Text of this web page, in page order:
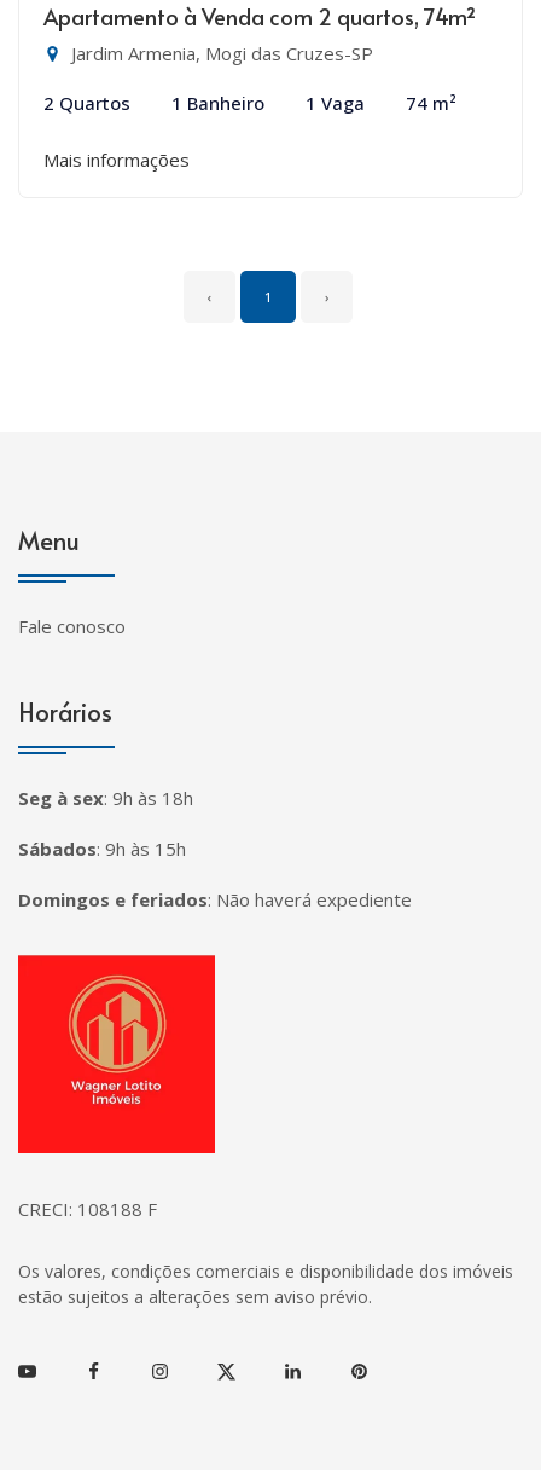
Apartamento à Venda com 2 quartos, 74m²
Jardim Armenia, Mogi das Cruzes-SP
2 Quartos 1 Banheiro 1 Vaga 74 m²
Mais informações
‹ 1 ›
Menu
Fale conosco
Horários
Seg à sex: 9h às 18h
Sábados: 9h às 15h
Domingos e feriados: Não haverá expediente
Página inicial
CRECI: 108188 F
Os valores, condições comerciais e disponibilidade dos imóveis
estão sujeitos a alterações sem aviso prévio.
Youtube FacebookInstagramTwitter Linkedin Pinterest